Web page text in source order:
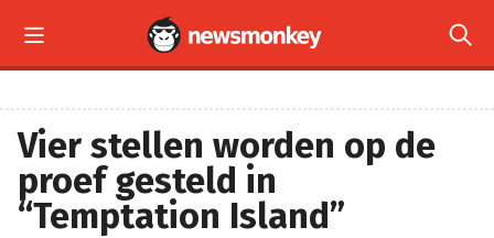
 
Vier stellen worden op de
proef gesteld in
“Temptation Island”